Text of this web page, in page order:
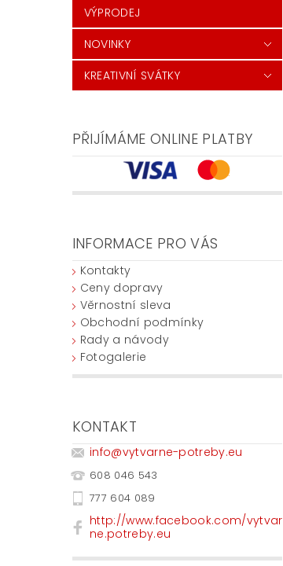
VÝPRODEJ
NOVINKY
KREATIVNÍ SVÁTKY
PŘIJÍMÁME ONLINE PLATBY
INFORMACE PRO VÁS
Kontakty
Ceny dopravy
Věrnostní sleva
Obchodní podmínky
Rady a návody
Fotogalerie
KONTAKT
info@vytvarne-potreby.eu
608 046 543
777 604 089
http://www.facebook.com/vytvar
ne.potreby.eu